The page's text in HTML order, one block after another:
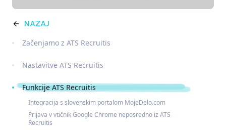
NAZAJ
Začenjamo z ATS Recruitis
Nastavitve ATS Recruitis
Funkcije ATS Recruitis
Integracija s slovenskim portalom MojeDelo.com
Prijava v vtičnik Google Chrome neposredno iz ATS
Recruitis